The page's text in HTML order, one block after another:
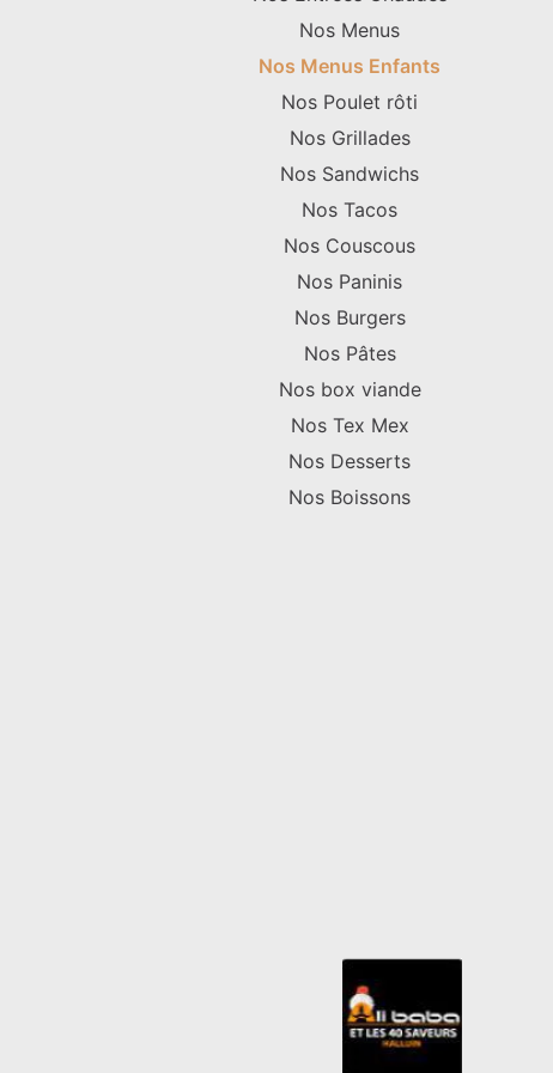
Nos Menus
Nos Menus Enfants
Nos Poulet rôti
Nos Grillades
Nos Sandwichs
Nos Tacos
Nos Couscous
Nos Paninis
Nos Burgers
Nos Pâtes
Nos box viande
Nos Tex Mex
Nos Desserts
Nos Boissons